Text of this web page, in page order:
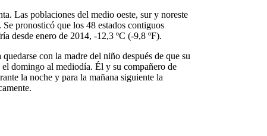
Las poblaciones del medio oeste, sur y noreste
pronosticó que los 48 estados contiguos
desde enero de 2014, -12,3 ºC (-9,8 ºF).
con la madre del niño después de que su
domingo al mediodía. Él y su compañero de
la noche y para la mañana siguiente la